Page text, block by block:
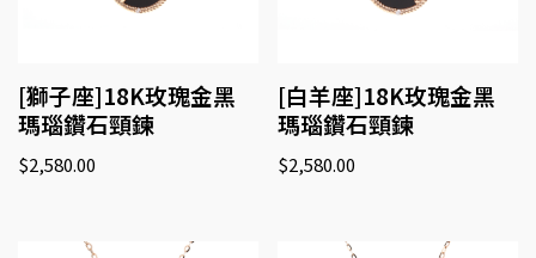
[獅子座]18K玫瑰金黑
瑪瑙鑽石頸鍊
$2,580.00
[白羊座]18K玫瑰金黑
瑪瑙鑽石頸鍊
$2,580.00